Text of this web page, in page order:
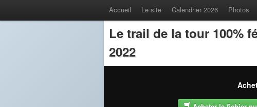
Accueil Le site Calendrier 2026 Photos
Le trail de la tour 100%
2022